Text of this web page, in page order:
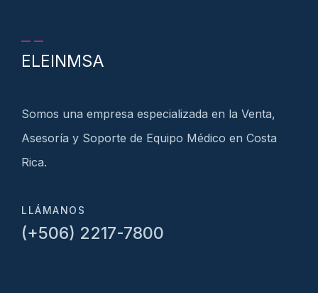
ELEINMSA
Somos una empresa especializada en la Venta,
Asesoría y Soporte de Equipo Médico en Costa
Rica.
LLÁMANOS
(+506) 2217-7800